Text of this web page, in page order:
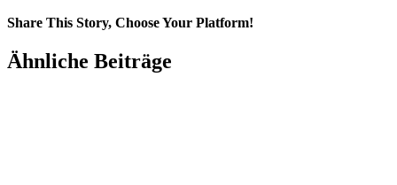
Share This Story, Choose Your Platform!
Facebook
X
LinkedIn
WhatsApp
Pinterest
E-
Mail
Ähnliche Beiträge